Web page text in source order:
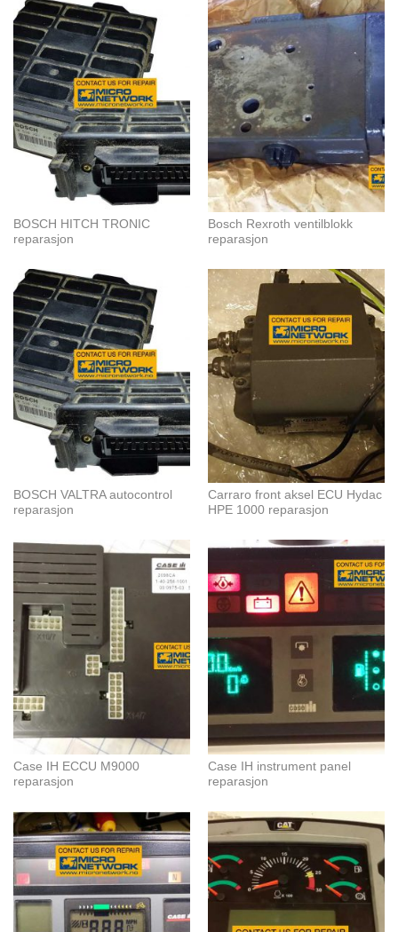
BOSCH HITCH TRONIC
reparasjon
Bosch Rexroth ventilblokk
reparasjon
BOSCH VALTRA autocontrol
reparasjon
Carraro front aksel ECU Hydac
HPE 1000 reparasjon
Case IH ECCU M9000
reparasjon
Case IH instrument panel
reparasjon